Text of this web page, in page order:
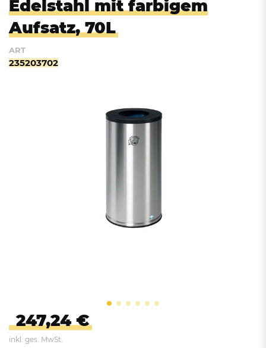
Edelstahl mit farbigem
Aufsatz, 70L
ART
235203702
247,24 €
inkl. ges. MwSt.